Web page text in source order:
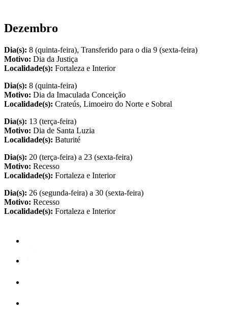
Dezembro
Dia(s): 8 (quinta-feira), Transferido para o dia 9 (sexta-feira)
Motivo: Dia da Justiça
Localidade(s): Fortaleza e Interior
Dia(s): 8 (quinta-feira)
Motivo: Dia da Imaculada Conceição
Localidade(s): Crateús, Limoeiro do Norte e Sobral
Dia(s): 13 (terça-feira)
Motivo: Dia de Santa Luzia
Localidade(s): Baturité
Dia(s): 20 (terça-feira) a 23 (sexta-feira)
Motivo: Recesso
Localidade(s): Fortaleza e Interior
Dia(s): 26 (segunda-feira) a 30 (sexta-feira)
Motivo: Recesso
Localidade(s): Fortaleza e Interior